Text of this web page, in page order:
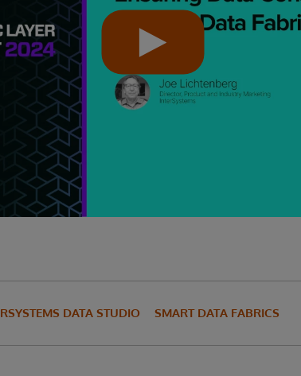
DATA STUDIO SMART DATA FABRICS